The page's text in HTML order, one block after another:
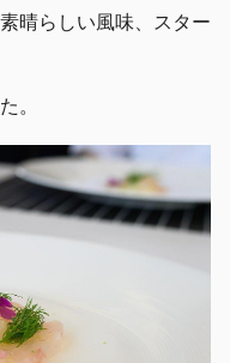
晴らしい風味、スター
。